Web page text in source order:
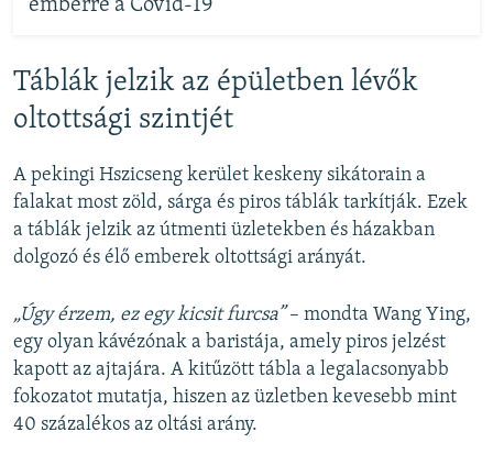
emberre a Covid-19
Táblák jelzik az épületben lévők
oltottsági szintjét
A pekingi Hszicseng kerület keskeny sikátorain a
falakat most zöld, sárga és piros táblák tarkítják. Ezek
a táblák jelzik az útmenti üzletekben és házakban
dolgozó és élő emberek oltottsági arányát.
„Úgy érzem, ez egy kicsit furcsa”– mondta Wang Ying,
egy olyan kávézónak a baristája, amely piros jelzést
kapott az ajtajára. A kitűzött tábla a legalacsonyabb
fokozatot mutatja, hiszen az üzletben kevesebb mint
40 százalékos az oltási arány.